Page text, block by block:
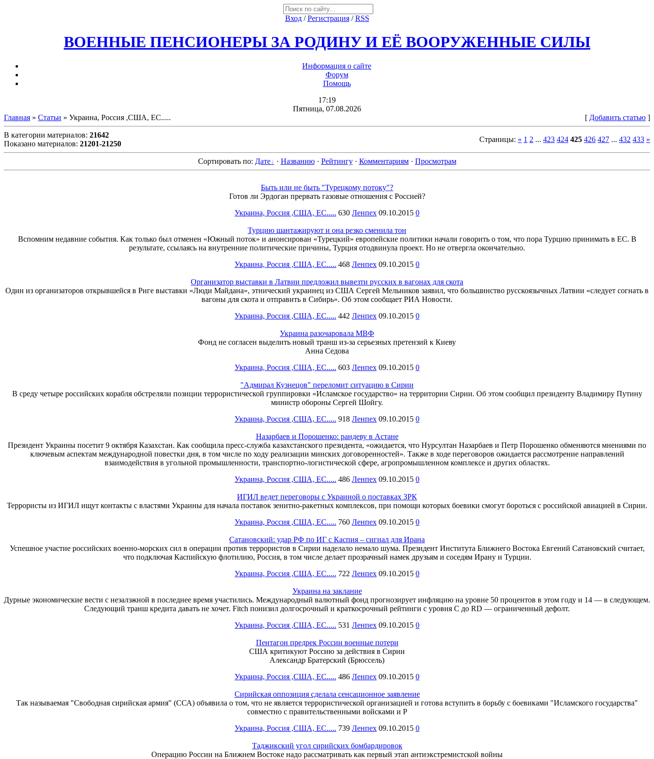
Вход/Регистрация/RSS
ВОЕННЫЕ ПЕНСИОНЕРЫ ЗА РОДИНУ И ЕЁ ВООРУЖЕННЫЕ СИЛЫ
Информация о сайте
Форум
Помощь
17:19
Пятница, 07.08.2026
Главная » Статьи » Украина, Россия ,США, ЕС..... [ Добавить статью ]
В категории материалов: 21642
Показано материалов: 21201-21250
Страницы: « 1 2 ... 423 424 425 426 427 ... 432 433 »
Сортировать по: Дате · Названию· Рейтингу· Комментариям· Просмотрам
Быть или не быть "Турецкому потоку"?
Готов ли Эрдоган прервать газовые отношения с Россией?
Украина, Россия ,США, ЕС..... 630 Ленпех 09.10.2015 0
Турцию шантажируют и она резко сменила тон
Вспомним недавние события. Как только был отменен «Южный поток» и анонсирован «Турецкий» европейские политики начали говорить о том, что пора Турцию принимать в ЕС. В
результате, ссылаясь на внутренние политические причины, Турция отодвинула проект. Но не отвергла окончательно.
Украина, Россия ,США, ЕС..... 468 Ленпех 09.10.2015 0
Организатор выставки в Латвии предложил вывезти русских в вагонах для скота
Один из организаторов открывшейся в Риге выставки «Люди Майдана», этнический украинец из США Сергей Мельников заявил, что большинство русскоязычных Латвии «следует согнать в
вагоны для скота и отправить в Сибирь». Об этом сообщает РИА Новости.
Украина, Россия ,США, ЕС..... 442 Ленпех 09.10.2015 0
Украина разочаровала МВФ
Фонд не согласен выделить новый транш из-за серьезных претензий к Киеву
Анна Седова
Украина, Россия ,США, ЕС..... 603 Ленпех 09.10.2015 0
"Адмирал Кузнецов" переломит ситуацию в Сирии
В среду четыре российских корабля обстреляли позиции террористической группировки «Исламское государство» на территории Сирии. Об этом сообщил президенту Владимиру Путину
министр обороны Сергей Шойгу.
Украина, Россия ,США, ЕС..... 918 Ленпех 09.10.2015 0
Назарбаев и Порошенко: рандеву в Астане
Президент Украины посетит 9 октября Казахстан. Как сообщила пресс-служба казахстанского президента, «ожидается, что Нурсултан Назарбаев и Петр Порошенко обменяются мнениями по
ключевым аспектам международной повестки дня, в том числе по ходу реализации минских договоренностей». Также в ходе переговоров ожидается рассмотрение направлений
взаимодействия в угольной промышленности, транспортно-логистической сфере, агропромышленном комплексе и других областях.
Украина, Россия ,США, ЕС..... 486 Ленпех 09.10.2015 0
ИГИЛ ведет переговоры с Украиной о поставках ЗРК
Террористы из ИГИЛ ищут контакты с властями Украины для начала поставок зенитно-ракетных комплексов, при помощи которых боевики смогут бороться с российской авиацией в Сирии.
Украина, Россия ,США, ЕС..... 760 Ленпех 09.10.2015 0
Сатановский: удар РФ по ИГ с Каспия – сигнал для Ирана
Успешное участие российских военно-морских сил в операции против террористов в Сирии наделало немало шума. Президент Института Ближнего Востока Евгений Сатановский считает,
что подключая Каспийскую флотилию, Россия, в том числе делает прозрачный намек друзьям и соседям Ирану и Турции.
Украина, Россия ,США, ЕС..... 722 Ленпех 09.10.2015 0
Украина на заклание
Дурные экономические вести с незалэжной в последнее время участились. Международный валютный фонд прогнозирует инфляцию на уровне 50 процентов в этом году и 14 — в следующем.
Следующий транш кредита давать не хочет. Fitch понизил долгосрочный и краткосрочный рейтинги с уровня C до RD — ограниченный дефолт.
Украина, Россия ,США, ЕС..... 531 Ленпех 09.10.2015 0
Пентагон предрек России военные потери
США критикуют Россию за действия в Сирии
Александр Братерский (Брюссель)
Украина, Россия ,США, ЕС..... 486 Ленпех 09.10.2015 0
Сирийская оппозиция сделала сенсационное заявление
Так называемая "Свободная сирийская армия" (ССА) объявила о том, что не является террористической организацией и готова вступить в борьбу с боевиками "Исламского государства"
совместно с правительственными войсками и Р
Украина, Россия ,США, ЕС..... 739 Ленпех 09.10.2015 0
Таджикский угол сирийских бомбардировок
Операцию России на Ближнем Востоке надо рассматривать как первый этап антиэкстремистской войны